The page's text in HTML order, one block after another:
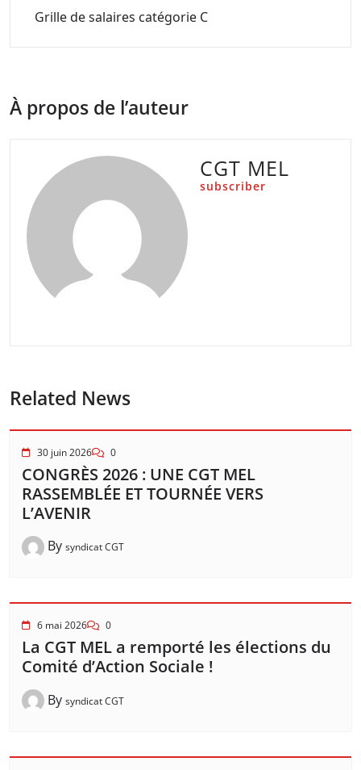
Grille de salaires catégorie C
À propos de l’auteur
CGT MEL
subscriber
Related News
30 juin 2026 0
CONGRÈS 2026 : UNE CGT MEL
RASSEMBLÉE ET TOURNÉE VERS
L’AVENIR
By syndicat CGT
6 mai 2026 0
La CGT MEL a remporté les élections du
Comité d’Action Sociale !
By syndicat CGT